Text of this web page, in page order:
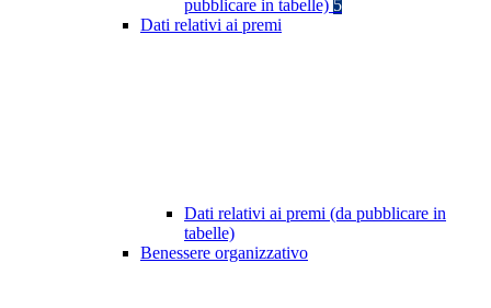
pubblicare in tabelle) 5
Dati relativi ai premi
Dati relativi ai premi (da pubblicare in
tabelle)
Benessere organizzativo